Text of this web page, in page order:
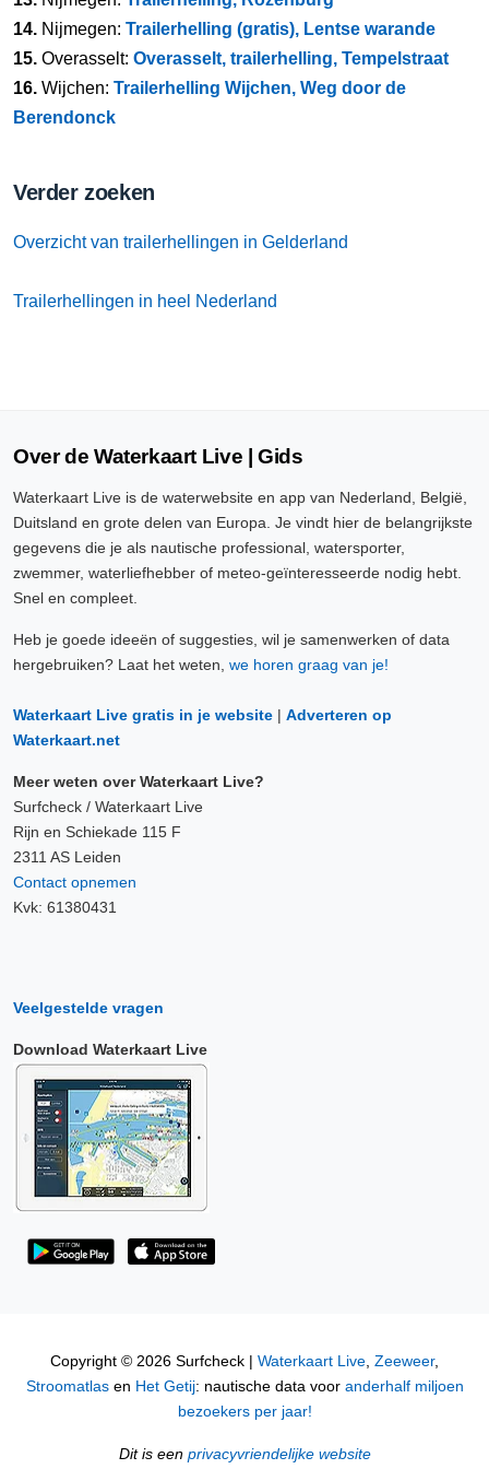
14. Nijmegen: Trailerhelling (gratis), Lentse warande
15. Overasselt: Overasselt, trailerhelling, Tempelstraat
16. Wijchen: Trailerhelling Wijchen, Weg door de
Berendonck
Verder zoeken
Overzicht van trailerhellingen in Gelderland
Trailerhellingen in heel Nederland
Over de Waterkaart Live | Gids
Waterkaart Live is de waterwebsite en app van Nederland, België,
Duitsland en grote delen van Europa. Je vindt hier de belangrijkste
gegevens die je als nautische professional, watersporter,
zwemmer, waterliefhebber of meteo-geïnteresseerde nodig hebt.
Snel en compleet.
Heb je goede ideeën of suggesties, wil je samenwerken of data
hergebruiken? Laat het weten, we horen graag van je!
Waterkaart Live gratis in je website | Adverteren op
Waterkaart.net
Meer weten over Waterkaart Live?
Surfcheck / Waterkaart Live
Rijn en Schiekade 115 F
2311 AS Leiden
Contact opnemen
Kvk: 61380431
Veelgestelde vragen
Download Waterkaart Live
Copyright © 2026 Surfcheck | Waterkaart Live, Zeeweer,
Stroomatlasen Het Getij: nautische data voor anderhalf miljoen
bezoekers per jaar!
Dit is een privacyvriendelijke website